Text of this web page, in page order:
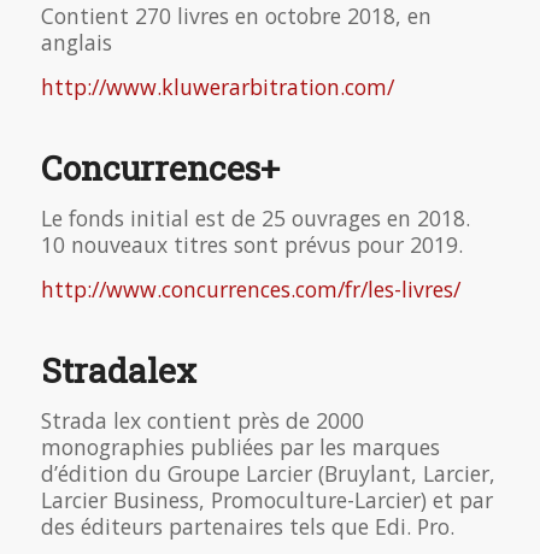
Contient 270 livres en octobre 2018, en
anglais
http://www.kluwerarbitration.com/
Concurrences+
Le fonds initial est de 25 ouvrages en 2018.
10 nouveaux titres sont prévus pour 2019.
http://www.concurrences.com/fr/les-livres/
Stradalex
Strada lex contient près de 2000
monographies publiées par les marques
d’édition du Groupe Larcier (Bruylant, Larcier,
Larcier Business, Promoculture-Larcier) et par
des éditeurs partenaires tels que Edi. Pro.